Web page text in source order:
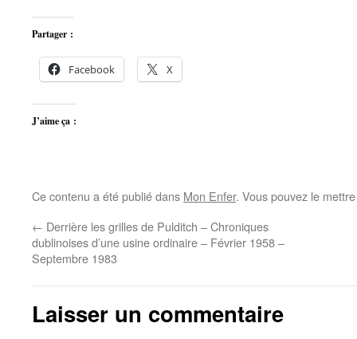
Partager :
Facebook X
J’aime ça :
Ce contenu a été publié dans Mon Enfer. Vous pouvez le
← Derrière les grilles de Pulditch – Chroniques
dublinoises d’une usine ordinaire – Février 1958 –
Septembre 1983
Laisser un commentaire